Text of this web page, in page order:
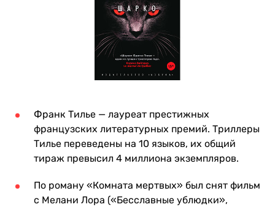
Франк Тилье — лауреат престижных
французских литературных премий. Триллеры
Тилье переведены на 10 языков, их общий
тираж превысил 4 миллиона экземпляров.
По роману «Комната мертвых» был снят фильм
с Мелани Лора («Бесславные ублюдки»,